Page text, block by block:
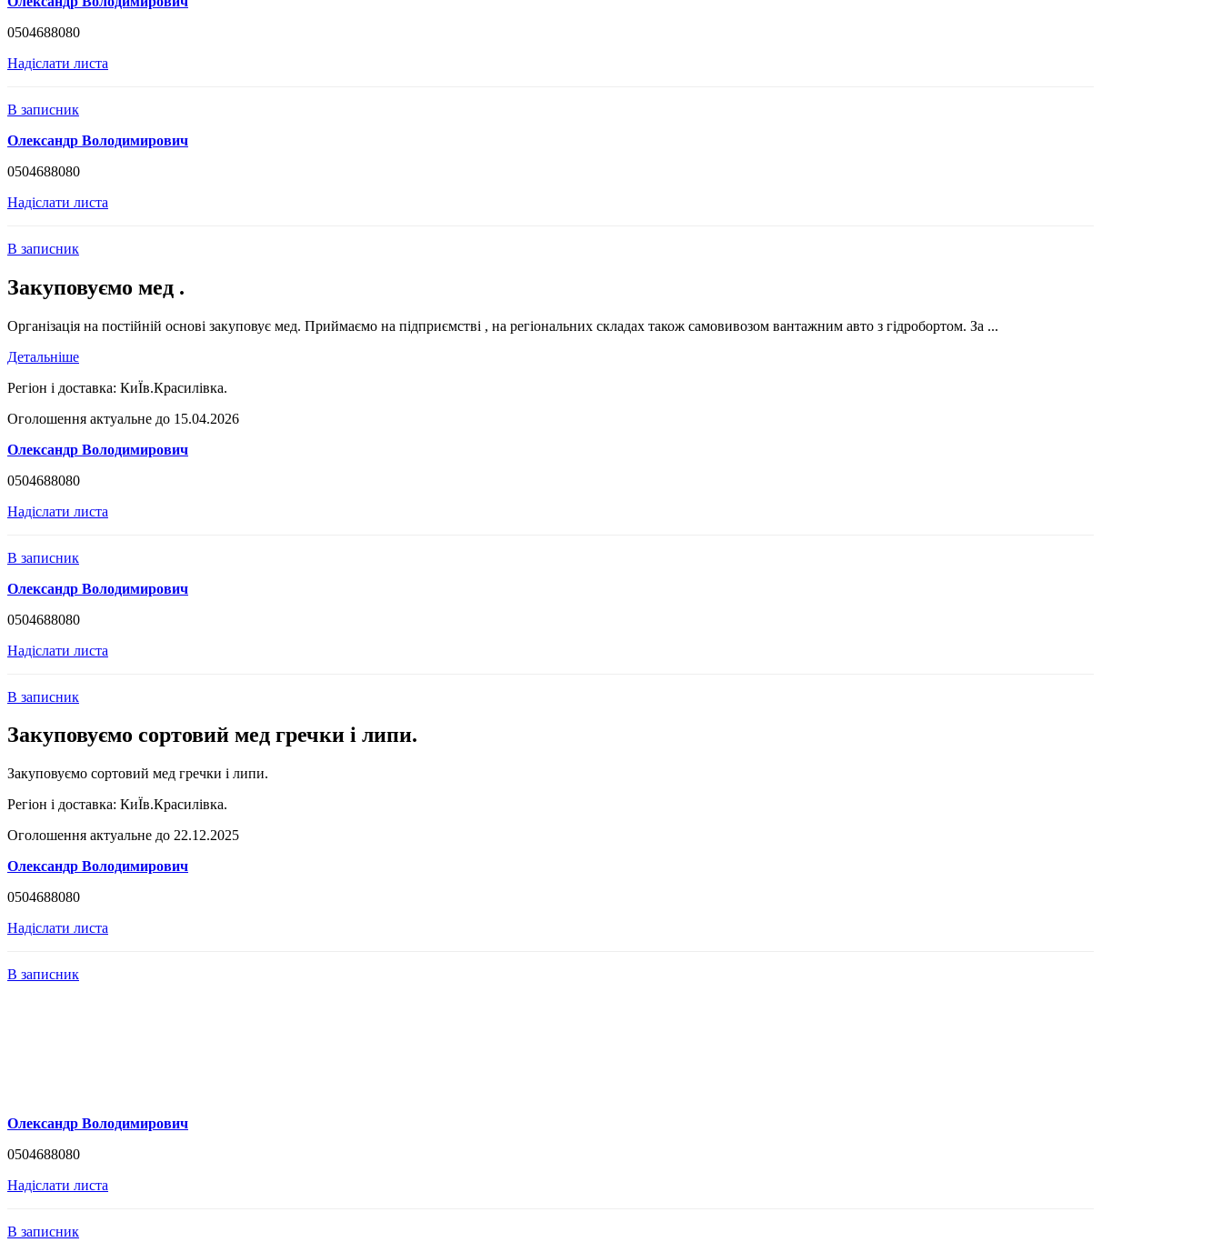
0504688080
Надіслати листа
В записник
Олександр Володимирович
0504688080
Надіслати листа
В записник
Закуповуємо мед .
Організація на постійній основі закуповує мед. Приймаємо на підприємстві , на регіональних складах також самовивозом вантажним авто з гідробортом. За ...
Детальніше
Регіон і доставка: КиЇв.Красилівка.
Оголошення актуальне до 15.04.2026
Олександр Володимирович
0504688080
Надіслати листа
В записник
Олександр Володимирович
0504688080
Надіслати листа
В записник
Закуповуємо сортовий мед гречки і липи.
Закуповуємо сортовий мед гречки і липи.
Регіон і доставка: КиЇв.Красилівка.
Оголошення актуальне до 22.12.2025
Олександр Володимирович
0504688080
Надіслати листа
В записник
Олександр Володимирович
0504688080
Надіслати листа
В записник